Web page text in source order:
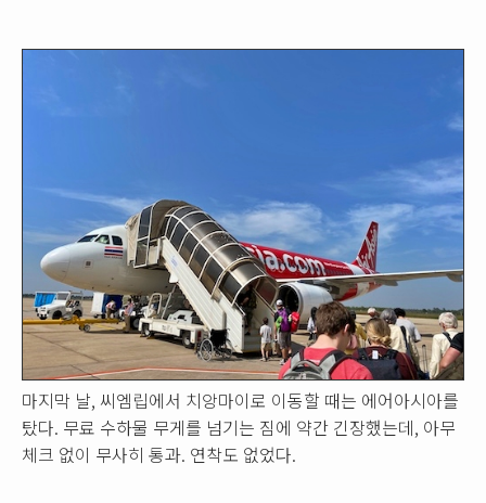
마지막 날, 씨엠립에서 치앙마이로 이동할 때는 에어아시아를
탔다. 무료 수하물 무게를 넘기는 짐에 약간 긴장했는데, 아무
체크 없이 무사히 통과. 연착도 없었다.